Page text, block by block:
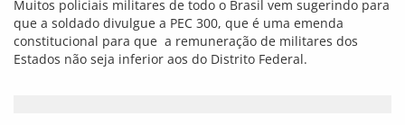
Muitos policiais militares de todo o Brasil vem sugerindo para
que a soldado divulgue a PEC 300, que é uma emenda
constitucional para que a remuneração de militares dos
Estados não seja inferior aos do Distrito Federal.